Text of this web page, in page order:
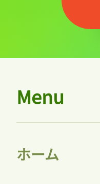
Menu
ホーム